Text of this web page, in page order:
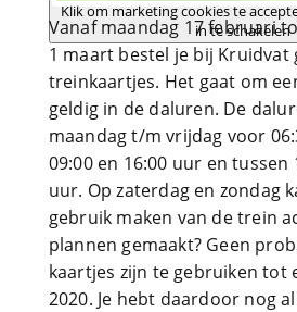
Klik om marketing cookies te
in te schakelen
Vanaf maandag 17 februari
1 maart bestel je bij Kruidvat
treinkaartjes. Het gaat om
geldig in de daluren. De
maandag t/m vrijdag voor
09:00 en 16:00 uur en tussen
uur. Op zaterdag en zondag
gebruik maken van de trein
plannen gemaakt? Geen
kaartjes zijn te gebruiken tot
2020. Je hebt daardoor nog